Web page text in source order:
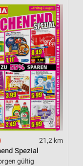
21,2 km
Spezial
gültig